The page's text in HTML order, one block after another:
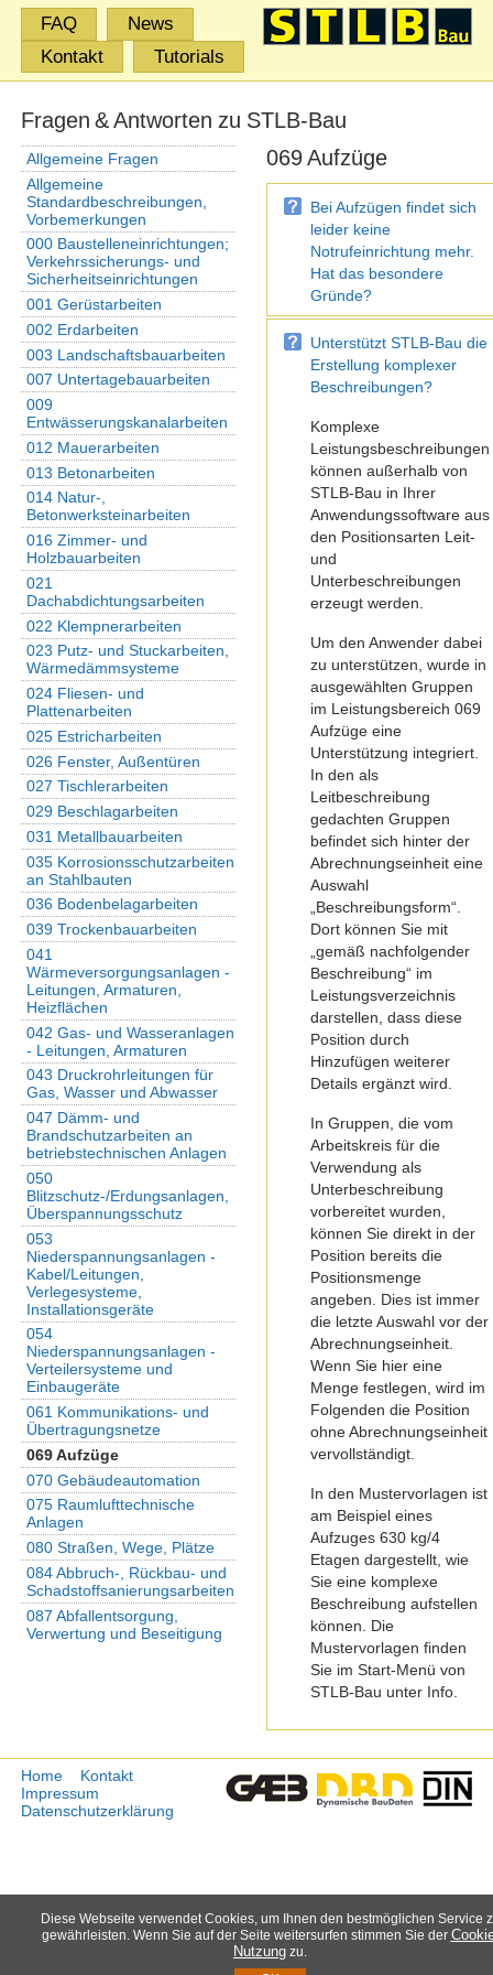
FAQ
News
Kontakt
Tutorials
Fragen & Antworten zu STLB-Bau
Allgemeine Fragen
Allgemeine
Standardbeschreibungen,
Vorbemerkungen
000 Baustelleneinrichtungen;
Verkehrssicherungs- und
Sicherheitseinrichtungen
001 Gerüstarbeiten
002 Erdarbeiten
003 Landschaftsbauarbeiten
007 Untertagebauarbeiten
009
Entwässerungskanalarbeiten
012 Mauerarbeiten
013 Betonarbeiten
014 Natur-,
Betonwerksteinarbeiten
016 Zimmer- und
Holzbauarbeiten
021
Dachabdichtungsarbeiten
022 Klempnerarbeiten
023 Putz- und Stuckarbeiten,
Wärmedämmsysteme
024 Fliesen- und
Plattenarbeiten
025 Estricharbeiten
026 Fenster, Außentüren
027 Tischlerarbeiten
029 Beschlagarbeiten
031 Metallbauarbeiten
035 Korrosionsschutzarbeiten
an Stahlbauten
036 Bodenbelagarbeiten
039 Trockenbauarbeiten
041
Wärmeversorgungsanlagen -
Leitungen, Armaturen,
Heizflächen
042 Gas- und Wasseranlagen
- Leitungen, Armaturen
043 Druckrohrleitungen für
Gas, Wasser und Abwasser
047 Dämm- und
Brandschutzarbeiten an
betriebstechnischen Anlagen
050
Blitzschutz-/Erdungsanlagen,
Überspannungsschutz
053
Niederspannungsanlagen -
Kabel/Leitungen,
Verlegesysteme,
Installationsgeräte
054
Niederspannungsanlagen -
Verteilersysteme und
Einbaugeräte
061 Kommunikations- und
Übertragungsnetze
069 Aufzüge
070 Gebäudeautomation
075 Raumlufttechnische
Anlagen
080 Straßen, Wege, Plätze
084 Abbruch-, Rückbau- und
Schadstoffsanierungsarbeiten
087 Abfallentsorgung,
Verwertung und Beseitigung
069 Aufzüge
Bei Aufzügen findet sich
leider keine
Notrufeinrichtung mehr.
Hat das besondere
Gründe?
Unterstützt STLB-Bau die
Erstellung komplexer
Beschreibungen?
Komplexe
Leistungsbeschreibungen
können außerhalb von
STLB-Bau in Ihrer
Anwendungssoftware aus
den Positionsarten Leit-
und
Unterbeschreibungen
erzeugt werden.
Um den Anwender dabei
zu unterstützen, wurde in
ausgewählten Gruppen
im Leistungsbereich 069
Aufzüge eine
Unterstützung integriert.
In den als
Leitbeschreibung
gedachten Gruppen
befindet sich hinter der
Abrechnungseinheit eine
Auswahl
„Beschreibungsform“.
Dort können Sie mit
„gemäß nachfolgender
Beschreibung“ im
Leistungsverzeichnis
darstellen, dass diese
Position durch
Hinzufügen weiterer
Details ergänzt wird.
In Gruppen, die vom
Arbeitskreis für die
Verwendung als
Unterbeschreibung
vorbereitet wurden,
können Sie direkt in der
Position bereits die
Positionsmenge
angeben.
Dies ist immer
die letzte Auswahl vor der
Abrechnungseinheit.
Wenn Sie hier eine
Menge festlegen, wird im
Folgenden die Position
ohne Abrechnungseinheit
vervollständigt.
In den Mustervorlagen ist
am Beispiel eines
Aufzuges 630 kg/4
Etagen dargestellt, wie
Sie eine komplexe
Beschreibung aufstellen
können.
Die
Mustervorlagen finden
Sie im Start-Menü von
STLB-Bau unter Info.
Home
Kontakt
Impressum
Datenschutzerklärung
Diese Webseite verwendet Cookies, um Ihnen den bestmöglichen Service
gewährleisten. Wenn Sie auf der Seite weitersurfen stimmen Sie der
Nutzung zu.